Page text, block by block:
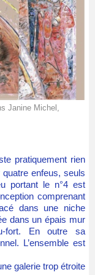
Janine Michel,
pratiquement rien
enfeus, seuls
portant le n°4 est
comprenant
dans une niche
dans un épais mur
fort. En outre sa
L’ensemble est
galerie trop étroite